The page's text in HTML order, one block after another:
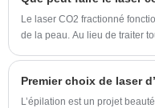
les
autres
solutions
dans
Le laser CO2 fractionné
de la peau. Au lieu de traiter
Premier choix de laser
L’épilation est un projet